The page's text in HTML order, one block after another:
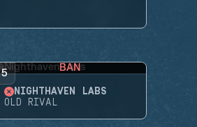
5 BAN
NIGHTHAVEN LABS
OLD RIVAL